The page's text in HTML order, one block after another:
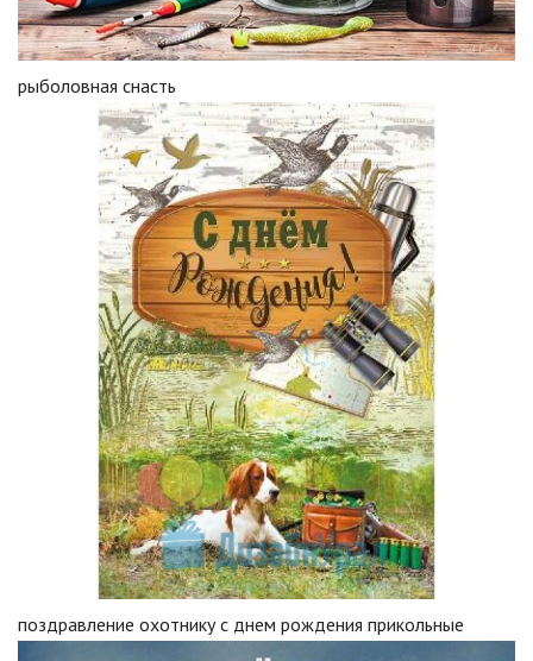
рыболовная снасть
поздравление охотнику с днем рождения прикольные